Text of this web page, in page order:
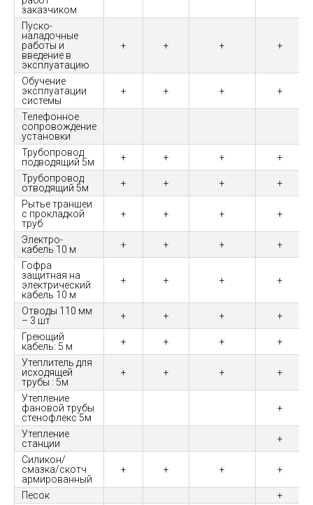
заказчиком
Пуско-
наладочные
работы и
введение в
эксплуатацию
+ + + +
Обучение
эксплуатации
системы
+ + + +
Телефонное
сопровождение
установки
Трубопровод
подводящий 5м
+ + +
+
Трубопровод
отводящий 5м
+ + +
+
Рытье траншеи
с прокладкой
труб
+ + + +
Электро-
кабель 10 м
+ + +
+
Гофра
защитная на
электрический
кабель 10 м
+ + + +
Отводы 110 мм
– 3 шт
+ + +
+
Греющий
кабель: 5 м
+ + +
+
Утеплитель для
исходящей
трубы : 5м
+ + + +
Утепление
фановой трубы
стенофлекс 5м
+
Утепление
станции
+
Силикон/
смазка/скотч
армированный
+ + + +
Песок
+